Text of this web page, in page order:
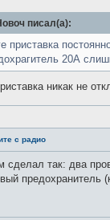
писал(а):
приставка
20А
никак не
с радио
сделал так: два
предохранитель